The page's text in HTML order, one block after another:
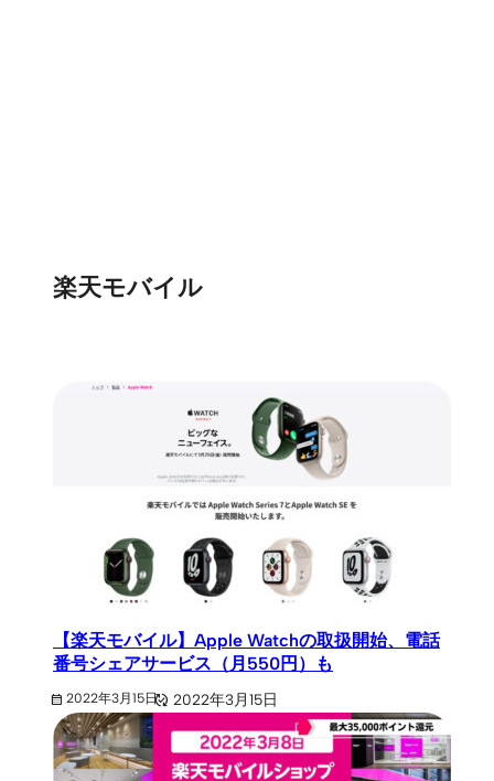
楽天モバイル
【楽天モバイル】Apple Watchの取扱開始、電話
番号シェアサービス（月550円）も
2022年3月15日 2022年3月15日